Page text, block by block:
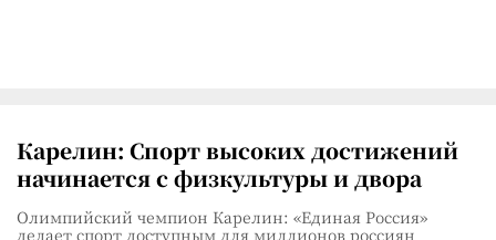
Карелин: Спорт высоких достижений
начинается с физкультуры и двора
Олимпийский чемпион Карелин: «Единая Россия»
делает спорт доступным для миллионов россиян